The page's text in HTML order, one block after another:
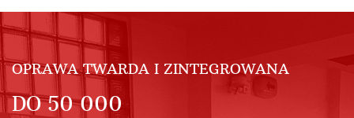
OPRAWA TWARDA I ZINTEGROWANA
DO50 000